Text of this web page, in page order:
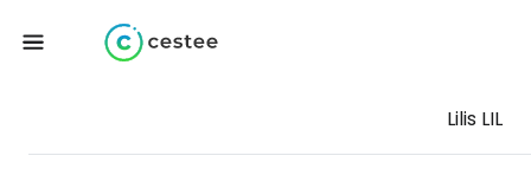
Lilis LIL